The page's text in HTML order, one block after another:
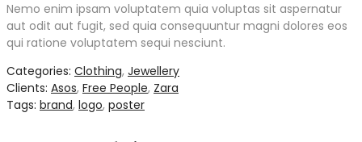
Nemo enim ipsam voluptatem quia voluptas sit aspernatur
aut odit aut fugit, sed quia consequuntur magni dolores eos
qui ratione voluptatem sequi nesciunt.
Categories: Clothing, Jewellery
Clients: Asos, Free People, Zara
Tags: brand, logo, poster